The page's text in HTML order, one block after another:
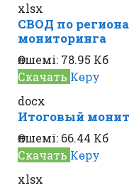
xlsx
СВОД по
мониторинга
Өлшемі: 78.95 Кб
Скачать Көру
docx
Итоговый
Өлшемі: 66.44 Кб
Скачать Көру
xlsx